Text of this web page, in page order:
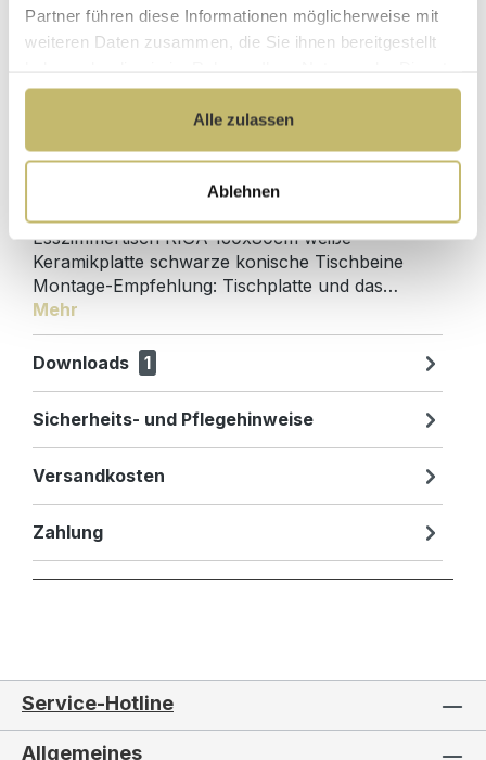
Partner führen diese Informationen möglicherweise mit
weiteren Daten zusammen, die Sie ihnen bereitgestellt
gesammelt haben.
Alle zulassen
Ablehnen
Germany
Rückgaberecht
Produktdetails
Esszimmertisch RIGA 160x80cm weiße
Keramikplatte schwarze konische Tischbeine
Montage-Empfehlung: Tischplatte und das…
Mehr
Downloads 1
Sicherheits- und Pflegehinweise
Versandkosten
Zahlung
Service-Hotline
Allgemeines